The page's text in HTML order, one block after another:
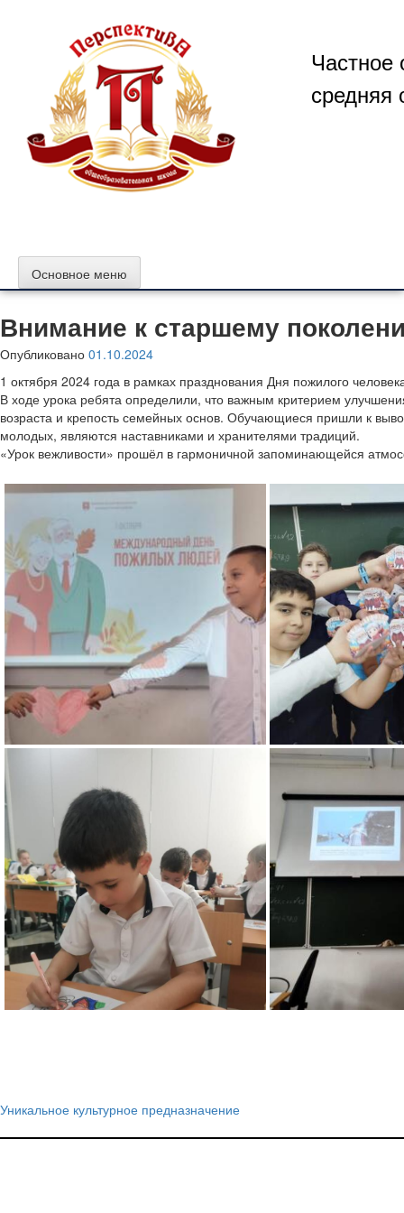
содержимому
Частное
средняя
Основное меню
Внимание к старшему
Опубликовано 01.10.2024
1 октября 2024 года в рамках празднования Дня пожилого
В ходе урока ребята определили, что важным критерием
возраста и крепость семейных основ. Обучающиеся пришли к
молодых, являются наставниками и хранителями традиций.
«Урок вежливости» прошёл в гармоничной запоминающейся
Уникальное культурное предназначение